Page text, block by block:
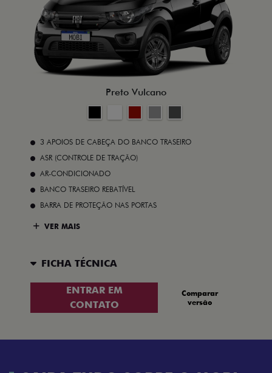
Preto Vulcano
3 APOIOS DE CABEÇA DO BANCO TRASEIRO
ASR (CONTROLE DE TRAÇÃO)
AR-CONDICIONADO
BANCO TRASEIRO REBATÍVEL
BARRA DE PROTEÇÃO NAS PORTAS
VER MAIS
FICHA TÉCNICA
ENTRAR EM
CONTATO
Comparar
versão